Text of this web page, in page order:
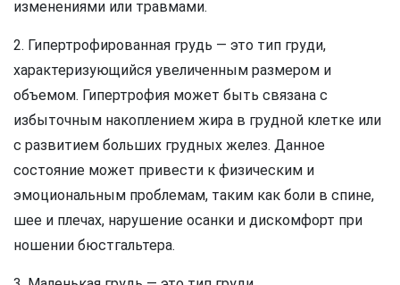
изменениями или травмами.
2. Гипертрофированная грудь — это тип груди,
характеризующийся увеличенным размером и
объемом. Гипертрофия может быть связана с
избыточным накоплением жира в грудной клетке или
с развитием больших грудных желез. Данное
состояние может привести к физическим и
эмоциональным проблемам, таким как боли в спине,
шее и плечах, нарушение осанки и дискомфорт при
ношении бюстгальтера.